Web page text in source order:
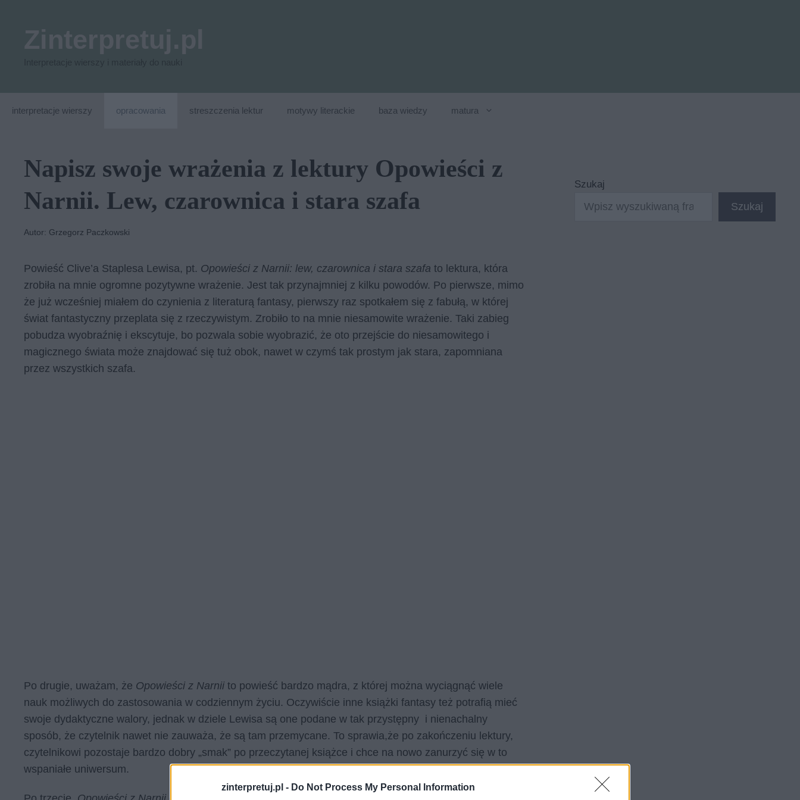
zinterpretuj.pl - Do Not Process My Personal Information
interpretacje wierszy opracowania streszczenia lektur motywy literackie baza wiedzy matura
Napisz swoje wrażenia z lektury Opowieści z
Narnii. Lew, czarownica i stara szafa
Autor: Grzegorz Paczkowski
Powieść Clive’a Staplesa Lewisa, pt. Opowieści z Narnii: lew, czarownica i stara szafa to lektura, która
zrobiła na mnie ogromne pozytywne wrażenie. Jest tak przynajmniej z kilku powodów. Po pierwsze, mimo
że już wcześniej miałem do czynienia z literaturą fantasy, pierwszy raz spotkałem się z fabułą, w której
świat fantastyczny przeplata się z rzeczywistym. Zrobiło to na mnie niesamowite wrażenie. Taki zabieg
pobudza wyobraźnię i ekscytuje, bo pozwala sobie wyobrazić, że oto przejście do niesamowitego i
magicznego świata może znajdować się tuż obok, nawet w czymś tak prostym jak stara, zapomniana
przez wszystkich szafa.
Po drugie, uważam, że Opowieści z Narnii to powieść bardzo mądra, z której można wyciągnąć wiele
nauk możliwych do zastosowania w codziennym życiu. Oczywiście inne książki fantasy też potrafią mieć
swoje dydaktyczne walory, jednak w dziele Lewisa są one podane w tak przystępny i nienachalny
sposób, że czytelnik nawet nie zauważa, że są tam przemycane. To sprawia,że po zakończeniu lektury,
czytelnikowi pozostaje bardzo dobry „smak” po przeczytanej książce i chce na nowo zanurzyć się w to
wspaniałe uniwersum.
Szukaj
Szukaj